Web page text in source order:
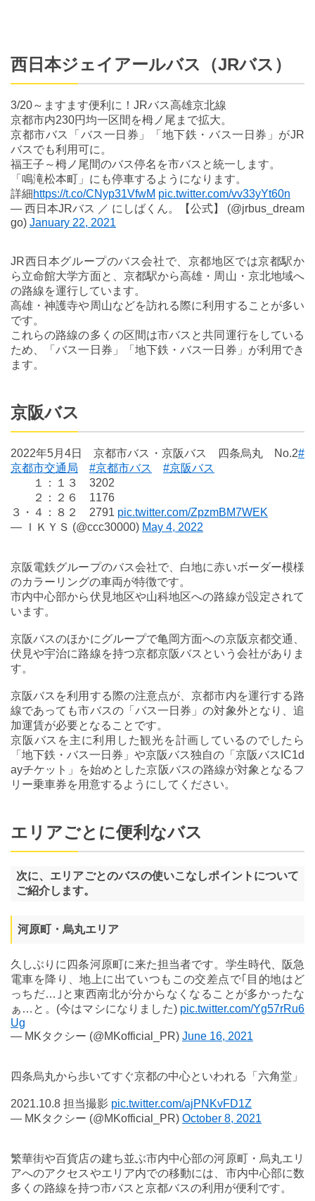
西日本ジェイアールバス（JRバス）
3/20～ますます便利に！JRバス高雄京北線
京都市内230円均一区間を栂ノ尾まで拡大。
京都市バス「バス一日券」「地下鉄・バス一日券」がJR
バスでも利用可に。
福王子～栂ノ尾間のバス停名を市バスと統一します。
「鳴滝松本町」にも停車するようになります。
詳細https://t.co/CNyp31VfwM pic.twitter.com/vv33yYt60n
— 西日本JRバス ／ にしばくん。【公式】 (@jrbus_dream
go) January 22, 2021
JR西日本グループのバス会社で、京都地区では京都駅か
ら立命館大学方面と、京都駅から高雄・周山・京北地域へ
の路線を運行しています。
高雄・神護寺や周山などを訪れる際に利用することが多い
です。
これらの路線の多くの区間は市バスと共同運行をしている
ため、「バス一日券」「地下鉄・バス一日券」が利用でき
ます。
京阪バス
2022年5月4日 京都市バス・京阪バス 四条烏丸 No.2#
京都市交通局
#京都市バス
#京阪バス
１：１３ 3202
２：２６ 1176
３・４：８２ 2791 pic.twitter.com/ZpzmBM7WEK
— ＩＫＹＳ (@ccc30000) May 4, 2022
京阪電鉄グループのバス会社で、白地に赤いボーダー模様
のカラーリングの車両が特徴です。
市内中心部から伏見地区や山科地区への路線が設定されて
います。
京阪バスのほかにグループで亀岡方面への京阪京都交通、
伏見や宇治に路線を持つ京都京阪バスという会社がありま
す。
京阪バスを利用する際の注意点が、京都市内を運行する路
線であっても市バスの「バス一日券」の対象外となり、追
加運賃が必要となることです。
京阪バスを主に利用した観光を計画しているのでしたら
「地下鉄・バス一日券」や京阪バス独自の「京阪バスIC1d
ayチケット」を始めとした京阪バスの路線が対象となるフ
リー乗車券を用意するようにしてください。
エリアごとに便利なバス
次に、エリアごとのバスの使いこなしポイントについて
ご紹介します。
河原町・烏丸エリア
久しぶりに四条河原町に来た担当者です。学生時代、阪急
電車を降り、地上に出ていつもこの交差点で｢目的地はど
っちだ…｣と東西南北が分からなくなることが多かったな
ぁ…と。(今はマシになりました) pic.twitter.com/Yg57rRu6
Ug
— MKタクシー (@MKofficial_PR) June 16, 2021
四条烏丸から歩いてすぐ京都の中心といわれる「六角堂」
2021.10.8 担当撮影 pic.twitter.com/ajPNKvFD1Z
— MKタクシー (@MKofficial_PR) October 8, 2021
繁華街や百貨店の建ち並ぶ市内中心部の河原町・烏丸エリ
アへのアクセスやエリア内での移動には、市内中心部に数
多くの路線を持つ市バスと京都バスの利用が便利です。